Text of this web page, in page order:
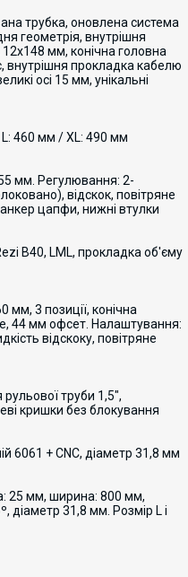
трубка, оновлена система
геометрія, внутрішня
мм, конічна головна
внутрішня прокладка кабелю
осі 15 мм, унікальні
460 мм / XL: 490 мм
мм. Регулювання: 2-
відскок, повітряне
цапфи, нижні втулки
B40, LML, прокладка об'єму
мм, 3 позиції, конічна
44 мм офсет. Налаштування:
відскоку, повітряне
труби 1,5",
кришки без блокування
6061 + CNC, діаметр 31,8 мм
25 мм, ширина: 800 мм,
діаметр 31,8 мм. Розмір L і